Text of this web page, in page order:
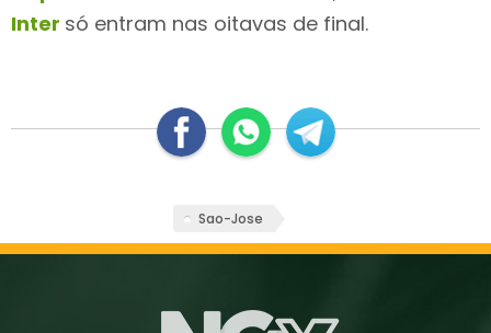
Inter só entram nas oitavas de final.
Sao-Jose